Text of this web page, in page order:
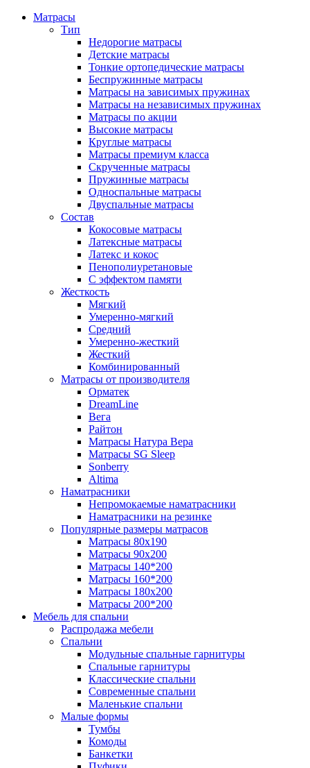
Матрасы
Тип
Недорогие матрасы
Детские матрасы
Тонкие ортопедические матрасы
Беспружинные матрасы
Матрасы на зависимых пружинах
Матрасы на независимых пружинах
Матрасы по акции
Высокие матрасы
Круглые матрасы
Матрасы премиум класса
Скрученные матрасы
Пружинные матрасы
Односпальные матрасы
Двуспальные матрасы
Состав
Кокосовые матрасы
Латексные матрасы
Латекс и кокос
Пенополиуретановые
С эффектом памяти
Жесткость
Мягкий
Умеренно-мягкий
Средний
Умеренно-жесткий
Жесткий
Комбинированный
Матрасы от производителя
Орматек
DreamLine
Вега
Райтон
Матрасы Натура Вера
Матрасы SG Sleep
Sonberry
Altima
Наматрасники
Непромокаемые наматрасники
Наматрасники на резинке
Популярные размеры матрасов
Матрасы 80x190
Матрасы 90x200
Матрасы 140*200
Матрасы 160*200
Матрасы 180x200
Матрасы 200*200
Мебель для спальни
Распродажа мебели
Спальни
Модульные спальные гарнитуры
Спальные гарнитуры
Классические спальни
Современные спальни
Маленькие спальни
Малые формы
Тумбы
Комоды
Банкетки